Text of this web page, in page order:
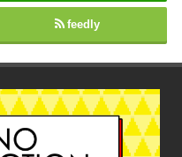
feedly